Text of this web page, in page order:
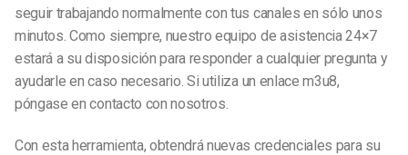
seguir trabajando normalmente con tus canales en sólo unos
minutos. Como siempre, nuestro equipo de asistencia 24×7
estará a su disposición para responder a cualquier pregunta y
ayudarle en caso necesario. Si utiliza un enlace m3u8,
póngase en contacto con nosotros.
Con esta herramienta, obtendrá nuevas credenciales para su